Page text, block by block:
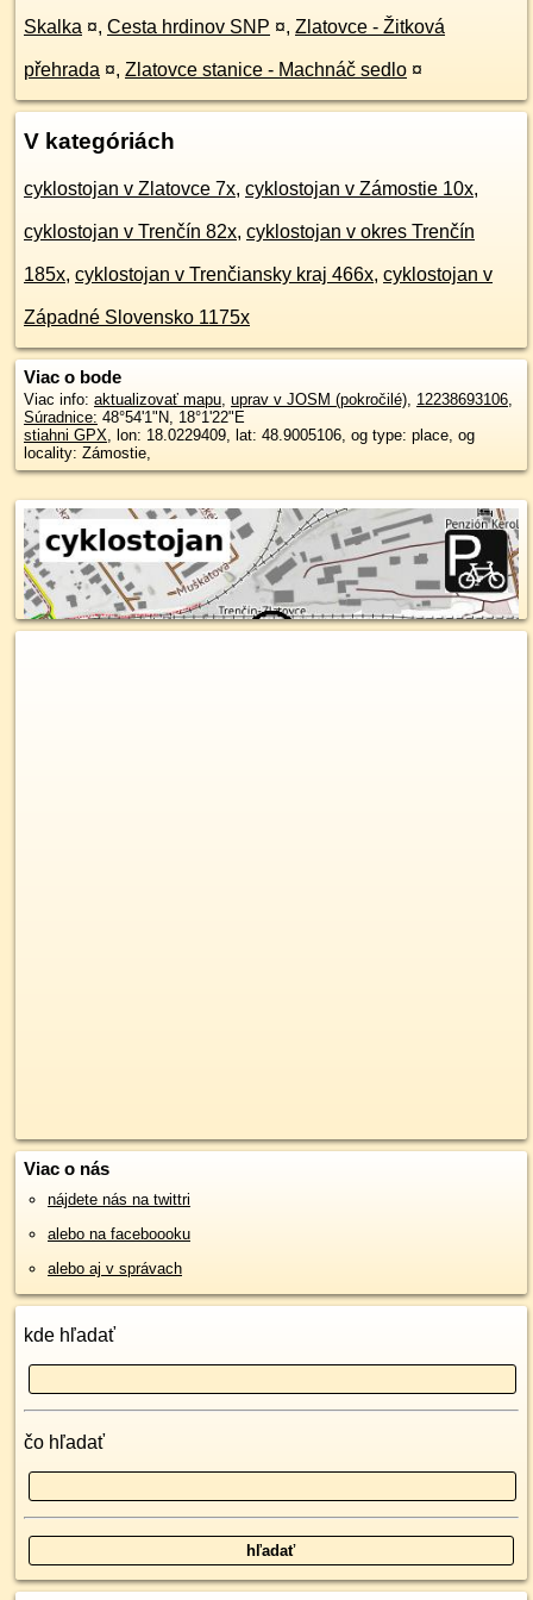
Skalka ¤, Cesta hrdinov SNP ¤, Zlatovce - Žitková
přehrada ¤, Zlatovce stanice - Machnáč sedlo ¤
V kategóriách
cyklostojan v Zlatovce 7x, cyklostojan v Zámostie 10x,
cyklostojan v Trenčín 82x, cyklostojan v okres Trenčín
185x, cyklostojan v Trenčiansky kraj 466x, cyklostojan v
Západné Slovensko 1175x
Viac o bode
Viac info: aktualizovať mapu, uprav v JOSM (pokročilé), 12238693106,
Súradnice: 48°54'1"N, 18°1'22"E
stiahni GPX, lon: 18.0229409, lat: 48.9005106, og type: place, og
locality: Zámostie,
Viac o nás
nájdete nás na twittri
alebo na faceboooku
alebo aj v správach
kde hľadať
čo hľadať